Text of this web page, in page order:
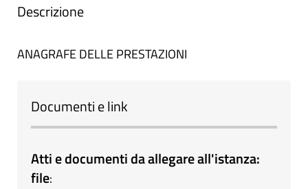
Descrizione
ANAGRAFE DELLE PRESTAZIONI
Documenti e link
Atti e documenti da allegare all'istanza:
file: